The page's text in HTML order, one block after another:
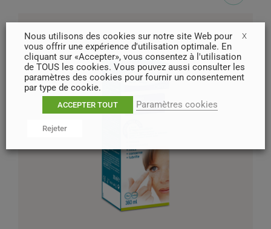
X
Nous utilisons des cookies sur notre site Web pour
vous offrir une expérience d'utilisation optimale. En
cliquant sur «Accepter», vous consentez à l'utilisation
de TOUS les cookies. Vous pouvez aussi consulter les
paramètres des cookies pour fournir un consentement
par type de cookie.
ACCEPTER TOUT Paramètres cookies
Rejeter